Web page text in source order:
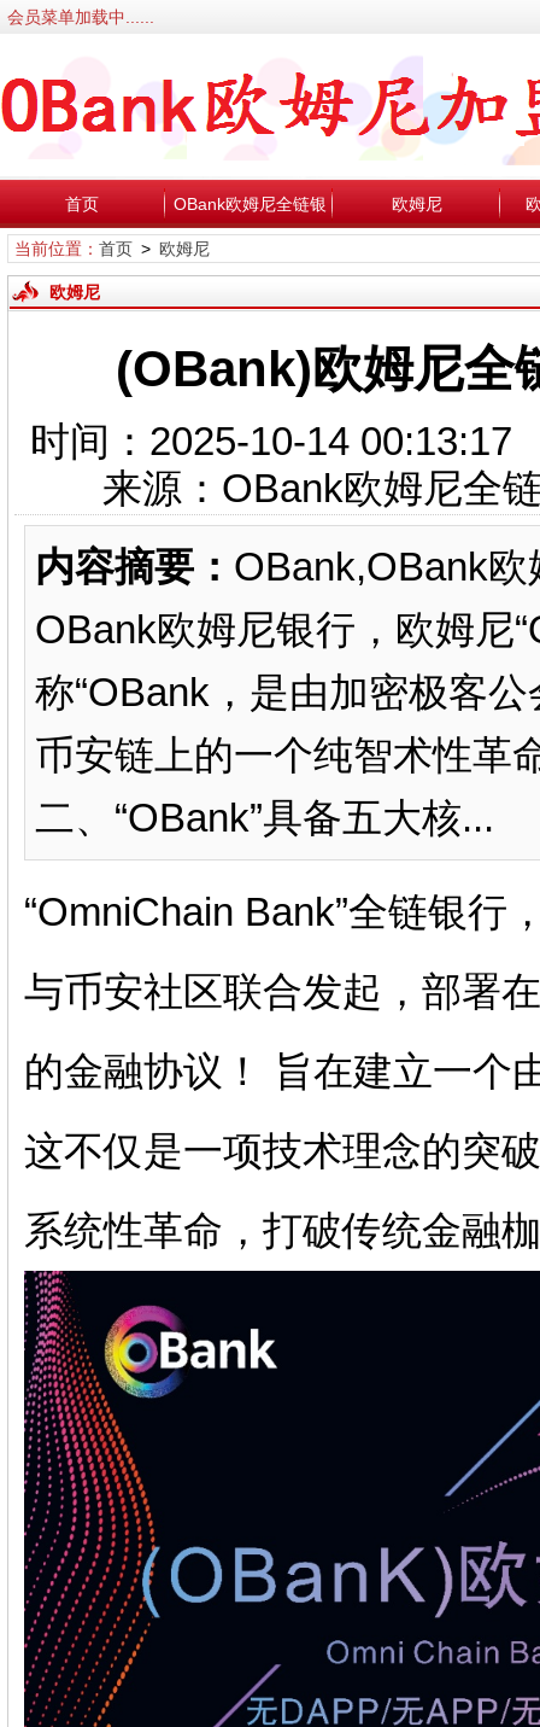
会员菜单加载中......
首页 OBank欧姆尼全链银 欧姆尼
当前位置： 首页> 欧姆尼
欧姆尼
(OBank)欧姆尼全
时间：2025-10-14
来源：OBank欧姆尼
内容摘要： OBank,OBank
OBank欧姆尼银行，欧姆尼
称“OBank，是由加密极客
币安链上的一个纯智术性革
二、“OBank”具备五大核...
“OmniChain Bank”全链银行
与币安社区联合发起，部署
的金融协议！ 旨在建立一个
这不仅是一项技术理念的突
系统性革命，打破传统金融